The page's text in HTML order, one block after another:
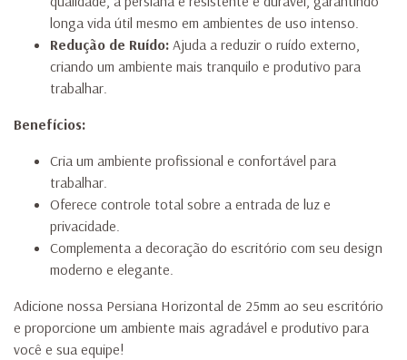
longa vida útil mesmo em ambientes de uso intenso.
Redução de Ruído: Ajuda a reduzir o ruído externo,
criando um ambiente mais tranquilo e produtivo para
trabalhar.
Benefícios:
Cria um ambiente profissional e confortável para
trabalhar.
Oferece controle total sobre a entrada de luz e
privacidade.
Complementa a decoração do escritório com seu design
moderno e elegante.
Adicione nossa Persiana Horizontal de 25mm ao seu escritório
e proporcione um ambiente mais agradável e produtivo para
você e sua equipe!